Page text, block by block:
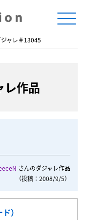
ジャレ＃13045
レ作品
さんのダジャレ作品
（投稿：2008/9/5）
）